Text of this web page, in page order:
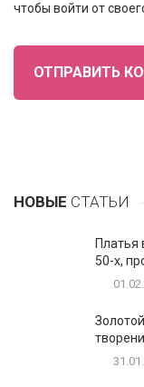
чтобы войти от
ОТПРАВИТЬ
НОВЫЕ СТАТЬИ
Платья
50-х,